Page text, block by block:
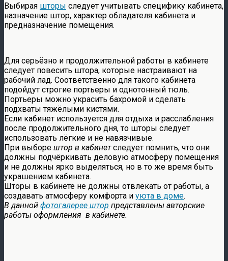
Выбирая шторы следует учитывать специфику кабинета,
назначение штор, характер обладателя кабинета и
предназначение помещения.
Для серьёзно и продолжительной работы в кабинете
следует повесить штора, которые настраивают на
рабочий лад. Соответственно для такого кабинета
подойдут строгие портьеры и однотонный тюль.
Портьеры можно украсить бахромой и сделать
подхваты тяжёлыми кистями.
Если кабинет используется для отдыха и расслабления
после продолжительного дня, то шторы следует
использовать лёгкие и не навязчивые.
При выборе штор в кабинетследует помнить, что они
должны подчёркивать деловую атмосферу помещения
и не должны ярко выделяться, но в то же время быть
украшением кабинета.
Шторы в кабинете не должны отвлекать от работы, а
создавать атмосферу комфорта и уюта в доме.
В данной фотогалерее штор представлены авторские
работы оформления в кабинете.